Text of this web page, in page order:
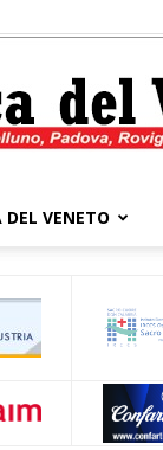
DEL VENETO